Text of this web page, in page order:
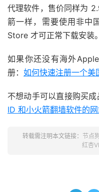
代理软件，售价同样为
箭一样，需要使用非中
Store 才可正常下载安装。
如果你还没有海外
册： 如何快速注册一个美
不想动手可以直接购买成
ID 和小火箭翻墙软件的
转载需注明本文链接： 节点
红杏